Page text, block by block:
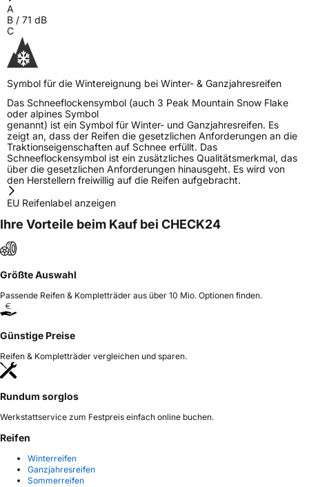
A
B / 71 dB
C
Symbol für die Wintereignung bei Winter- & Ganzjahresreifen
Das Schneeflockensymbol (auch 3 Peak Mountain Snow Flake
oder alpines Symbol
genannt) ist ein Symbol für Winter- und Ganzjahresreifen. Es
zeigt an, dass der Reifen die gesetzlichen Anforderungen an die
Traktionseigenschaften auf Schnee erfüllt. Das
Schneeflockensymbol ist ein zusätzliches Qualitätsmerkmal, das
über die gesetzlichen Anforderungen hinausgeht. Es wird von
den Herstellern freiwillig auf die Reifen aufgebracht.
EU Reifenlabel anzeigen
Ihre Vorteile beim Kauf bei CHECK24
Größte Auswahl
Passende Reifen & Kompletträder aus über 10 Mio. Optionen finden.
Günstige Preise
Reifen & Kompletträder vergleichen und sparen.
Rundum sorglos
Werkstattservice zum Festpreis einfach online buchen.
Reifen
Winterreifen
Ganzjahresreifen
Sommerreifen